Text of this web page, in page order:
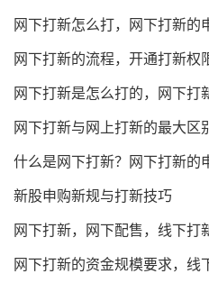
网下打新怎么打，网下打新的
网下打新是怎么打的，网下打
网下打新与网上打新的最大区
新股申购新规与打新技巧